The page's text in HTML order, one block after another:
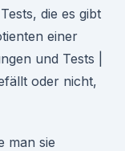
die es gibt
einer
und Tests |
oder nicht,
man sie